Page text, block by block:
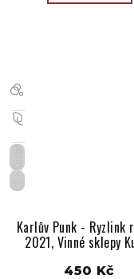
Suché
CZ
Karlův Punk - Ryzlink
2021, Vinné sklepy
450 Kč